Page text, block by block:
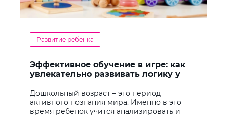
Развитие ребенка
Эффективное обучение в игре: как
увлекательно развивать логику у
Дошкольный возраст – это период
активного познания мира. Именно в это
время ребенок учится анализировать и